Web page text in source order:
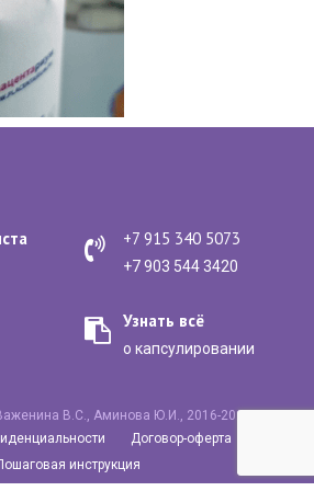
+7 915 340 5073
+7 903 544 3420
Узнать всё
о капсулировании
В.С., Аминова Ю.И., 2016-2020
Договор-оферта
инструкция